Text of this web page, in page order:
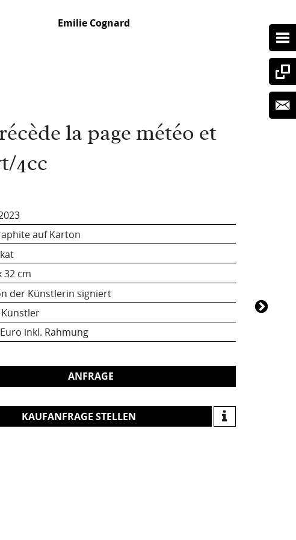
Emilie Cognard
la page météo et
4cc
auf Karton
32 cm
der Künstlerin signiert
inkl. Rahmung
ANFRAGE
KAUFANFRAGE STELLEN